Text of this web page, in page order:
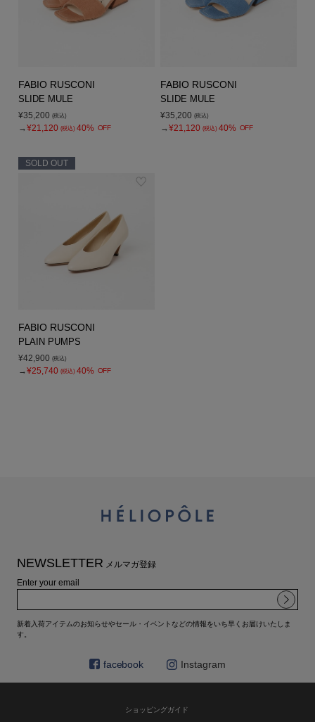
FABIO RUSCONI
SLIDE MULE
¥35,200 (税込)
→¥21,120 (税込) 40% OFF
FABIO RUSCONI
SLIDE MULE
¥35,200 (税込)
→¥21,120 (税込) 40% OFF
SOLD OUT
FABIO RUSCONI
PLAIN PUMPS
¥42,900 (税込)
→¥25,740 (税込) 40% OFF
NEWSLETTER メルマガ登録
Enter your email
新着入荷アイテムのお知らせやセール・イベントなどの情報をいち早くお届けいたしま
す。
facebook Instagram
ショッピングガイド